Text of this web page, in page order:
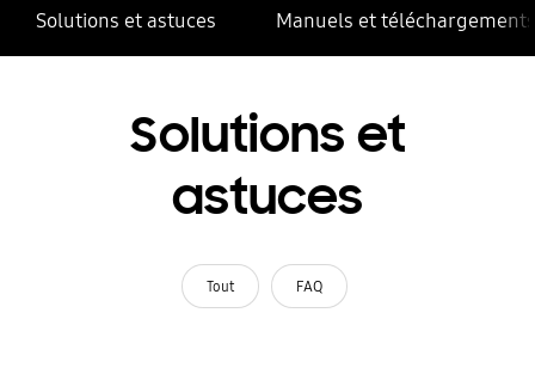
Solutions et astuces Manuels et téléchargements
Solutions et
astuces
Tout FAQ